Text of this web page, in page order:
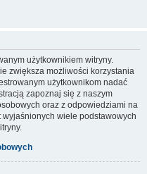
użytkownikiem witryny.
zwiększa możliwości korzystania
użytkownikom nadać
zapoznaj się z naszym
oraz z odpowiedziami na
wiele podstawowych